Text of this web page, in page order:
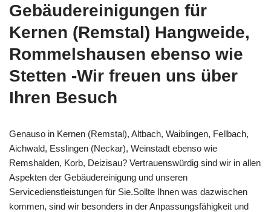
Gebäudereinigungen für
Kernen (Remstal) Hangweide,
Rommelshausen ebenso wie
Stetten -Wir freuen uns über
Ihren Besuch
Genauso in Kernen (Remstal), Altbach, Waiblingen, Fellbach,
Aichwald, Esslingen (Neckar), Weinstadt ebenso wie
Remshalden, Korb, Deizisau? Vertrauenswürdig sind wir in allen
Aspekten der Gebäudereinigung und unseren
Servicedienstleistungen für Sie.Sollte Ihnen was dazwischen
kommen, sind wir besonders in der Anpassungsfähigkeit und